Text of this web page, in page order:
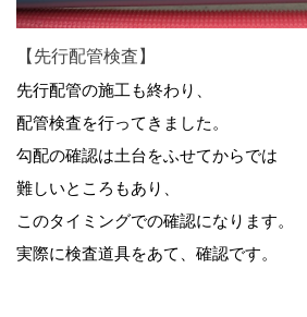
【先行配管検査】
先行配管の施工も終わり、
配管検査を行ってきました。
勾配の確認は土台をふせてからでは
難しいところもあり、
このタイミングでの確認になります。
実際に検査道具をあて、確認です。